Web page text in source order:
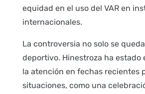
equidad en el uso del VAR en
internacionales.
La controversia no solo se
deportivo. Hinestroza ha estado
la atención en fechas recientes
situaciones, como una